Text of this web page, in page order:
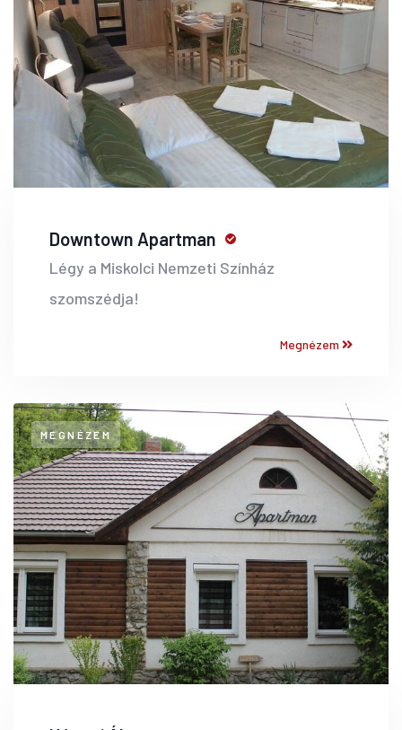
Downtown Apartman
Légy a Miskolci Nemzeti Színház
szomszédja!
Megnézem
MEGNÉZEM